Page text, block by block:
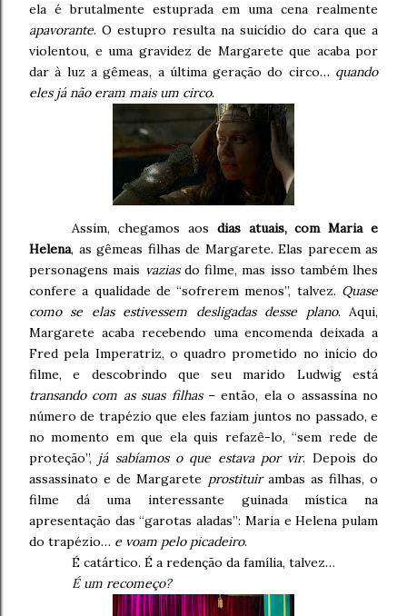
ela é brutalmente estuprada em uma cena realmente
apavorante. O estupro resulta na suicídio do cara que a
violentou, e uma gravidez de Margarete que acaba por
dar à luz a gêmeas, a última geração do circo… quando
eles já não eram mais um circo.
Assim, chegamos aos dias atuais, com Maria e
Helena, as gêmeas filhas de Margarete. Elas parecem as
personagens mais vaziasdo filme, mas isso também lhes
confere a qualidade de “sofrerem menos”, talvez. Quase
como se elas estivessem desligadas desse plano. Aqui,
Margarete acaba recebendo uma encomenda deixada a
Fred pela Imperatriz, o quadro prometido no início do
filme, e descobrindo que seu marido Ludwig está
transando com as suas filhas– então, ela o assassina no
número de trapézio que eles faziam juntos no passado, e
no momento em que ela quis refazê-lo, “sem rede de
proteção”, já sabíamos o que estava por vir. Depois do
assassinato e de Margarete prostituirambas as filhas, o
filme dá uma interessante guinada mística na
apresentação das “garotas aladas”: Maria e Helena pulam
do trapézio… e voam pelo picadeiro.
É catártico. É a redenção da família, talvez…
É um recomeço?